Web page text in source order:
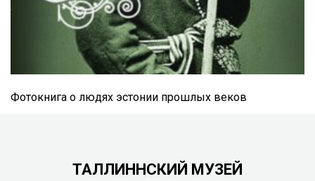
Фотокнига о людях эстонии прошлых веков
ТАЛЛИННСКИЙ МУЗЕЙ